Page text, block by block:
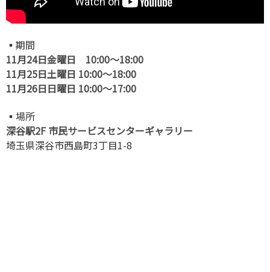
▪️期間
11月24日金曜日 10:00〜18:00
11月25日土曜日 10:00〜18:00
11月26日日曜日 10:00〜17:00
▪️場所
深谷駅2F 市民サービスセンターギャラリー
埼玉県深谷市西島町3丁目1-8